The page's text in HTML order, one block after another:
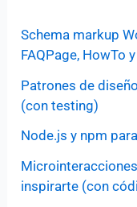
Schema markup
FAQPage, HowTo
Patrones de
(con testing)
Node.js y npm
inspirarte (con